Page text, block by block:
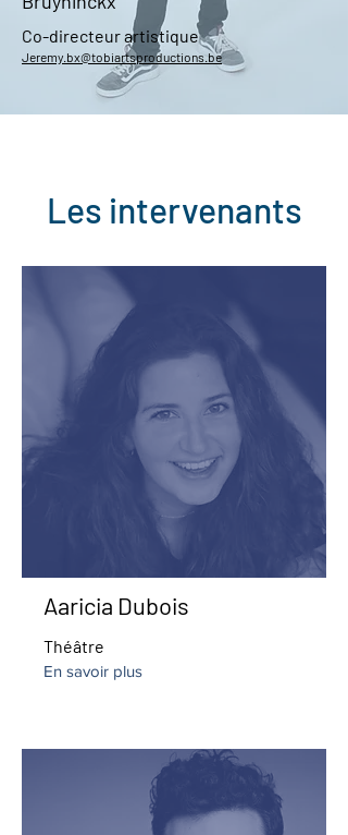
Co-directeur artistique
Jeremy.bx@tobiartsproductions.be
Les intervenants
Aaricia Dubois
Théâtre
En savoir plus